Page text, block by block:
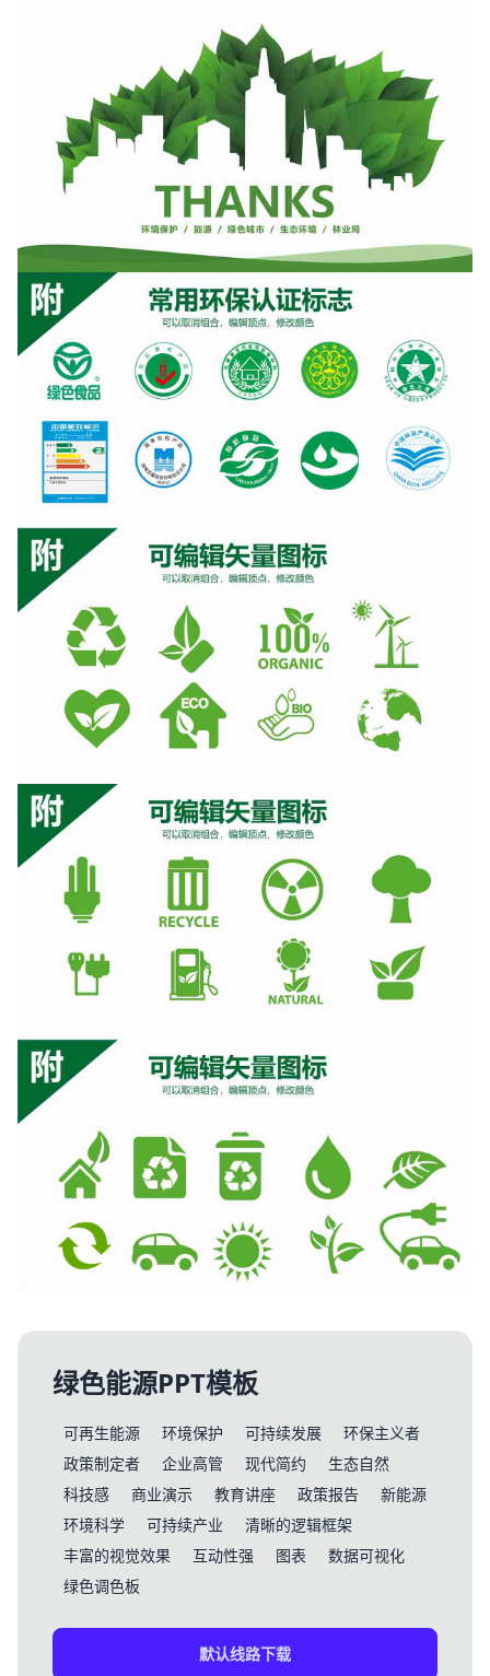
绿色能源PPT模板
可再生能源 环境保护 可持续发展
环保主义者
政策制定者
企业高管 现代简约
生态自然
科技感
商业演示 教育讲座 政策报告
新能源
环境科学
可持续产业
清晰的逻辑框架
丰富的视觉效果
互动性强 图表
数据可视化
绿色调色板
默认线路下载